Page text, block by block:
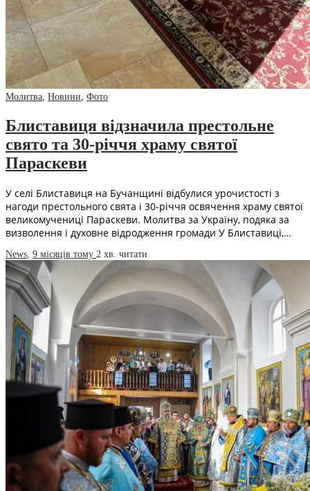
Молитва, Новини, Фото
Блиставиця відзначила престольне
свято та 30-річчя храму святої
Параскеви
У селі Блиставиця на Бучанщині відбулися урочистості з
нагоди престольного свята і 30-річчя освячення храму святої
великомучениці Параскеви. Молитва за Україну, подяка за
визволення і духовне відродження громади У Блиставиці,…
News, 9 місяців тому 2 хв. читати